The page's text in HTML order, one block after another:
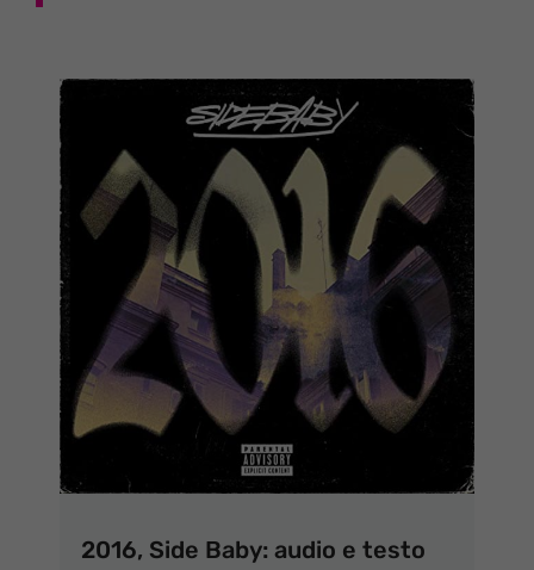
2016, Side Baby: audio e testo